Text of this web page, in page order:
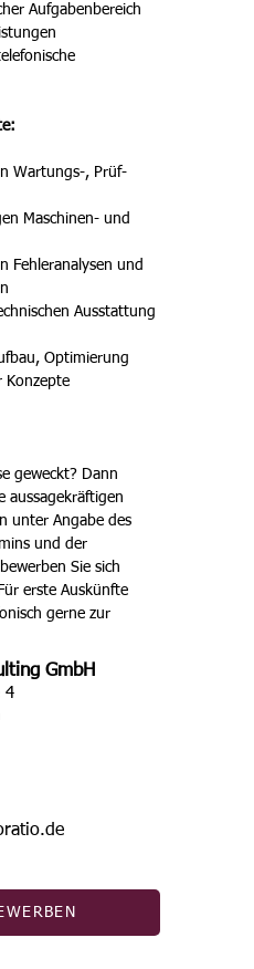
Aufgabenbereich
Wartungs-, Prüf-
Fehleranalysen und
Ausstattung
Optimierung
Konzepte
geweckt? Dann
aussagekräftigen
unter Angabe des
und der
Sie sich
erste Auskünfte
gerne zur
GmbH
4